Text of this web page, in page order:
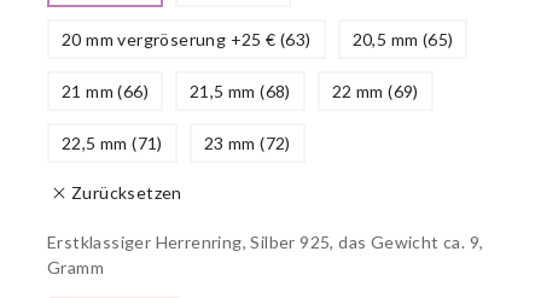
20 mm vergröserung +25 € (63) 20,5 mm (65)
21 mm (66) 21,5 mm (68) 22 mm (69)
22,5 mm (71) 23 mm (72)
Zurücksetzen
Erstklassiger Herrenring, Silber 925, das Gewicht ca. 9,
Gramm